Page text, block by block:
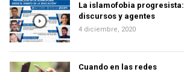
La islamofobia progresista:
discursos y agentes
4 diciembre, 2020
Cuando en las redes